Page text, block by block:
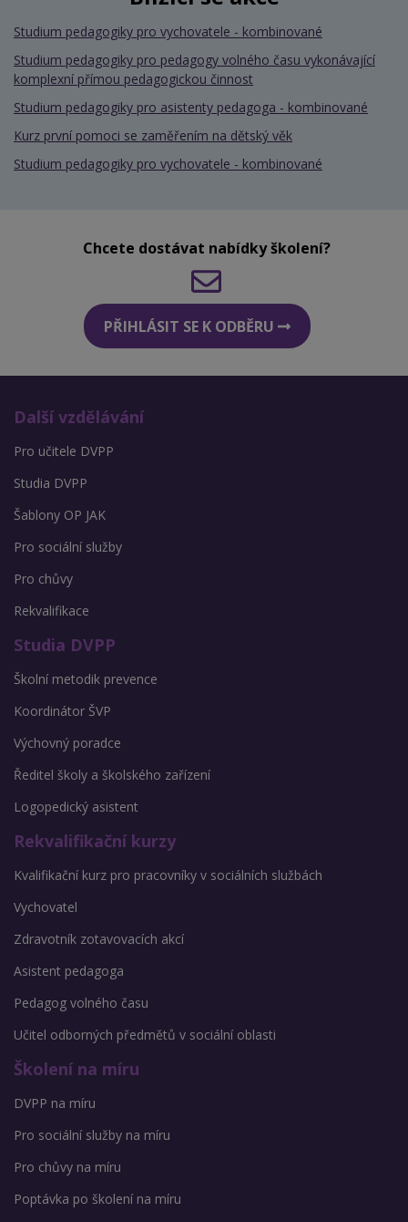
Studium pedagogiky pro vychovatele - kombinované
Studium pedagogiky pro pedagogy volného času vykonávající
komplexní přímou pedagogickou činnost
Studium pedagogiky pro asistenty pedagoga - kombinované
Kurz první pomoci se zaměřením na dětský věk
Studium pedagogiky pro vychovatele - kombinované
Chcete dostávat nabídky školení?
PŘIHLÁSIT SE K ODBĚRU
Další vzdělávání
Pro učitele DVPP
Studia DVPP
Šablony OP JAK
Pro sociální služby
Pro chůvy
Rekvalifikace
Studia DVPP
Školní metodik prevence
Koordinátor ŠVP
Výchovný poradce
Ředitel školy a školského zařízení
Logopedický asistent
Rekvalifikační kurzy
Kvalifikační kurz pro pracovníky v sociálních službách
Vychovatel
Zdravotník zotavovacích akcí
Asistent pedagoga
Pedagog volného času
Učitel odborných předmětů v sociální oblasti
Školení na míru
DVPP na míru
Pro sociální služby na míru
Pro chůvy na míru
Poptávka po školení na míru